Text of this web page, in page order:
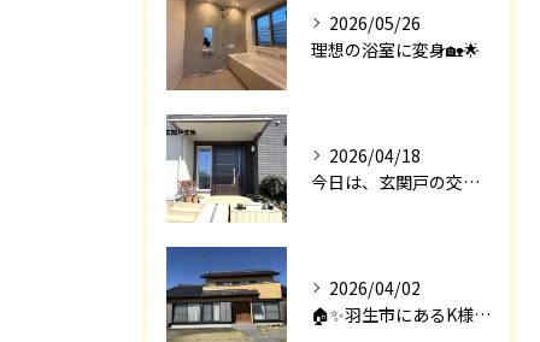
2026/05/26
理想の浴室に変身🏡🌟
2026/04/18
今日は、玄関戸の交換工事をご紹介します🚪✨。
2026/04/02
🏠✨羽生市にあるK様邸は、2008年に㈱エアロックで新築され...